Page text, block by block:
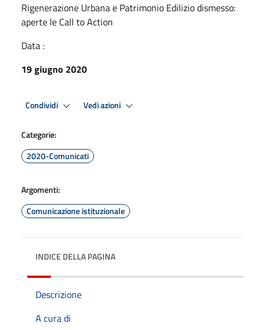
Rigenerazione Urbana e Patrimonio Edilizio dismesso:
aperte le Call to Action
Data :
19 giugno 2020
Condividi Vedi azioni
Categorie:
2020-Comunicati
Argomenti:
Comunicazione istituzionale
INDICE DELLA PAGINA
Descrizione
A cura di